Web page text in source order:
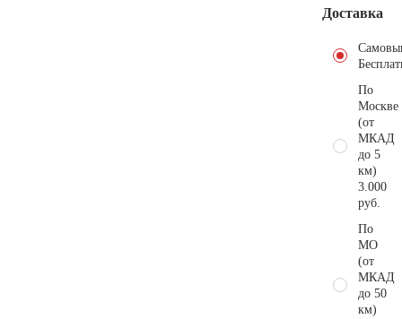
Доставка
По
Москве
(от
МКАД
до 5
км)
3.000
руб.
По
МО
(от
МКАД
до 50
км)